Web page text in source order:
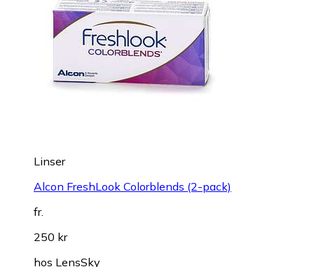
Linser
Alcon FreshLook Colorblends (2-pack)
fr.
250 kr
hos LensSky